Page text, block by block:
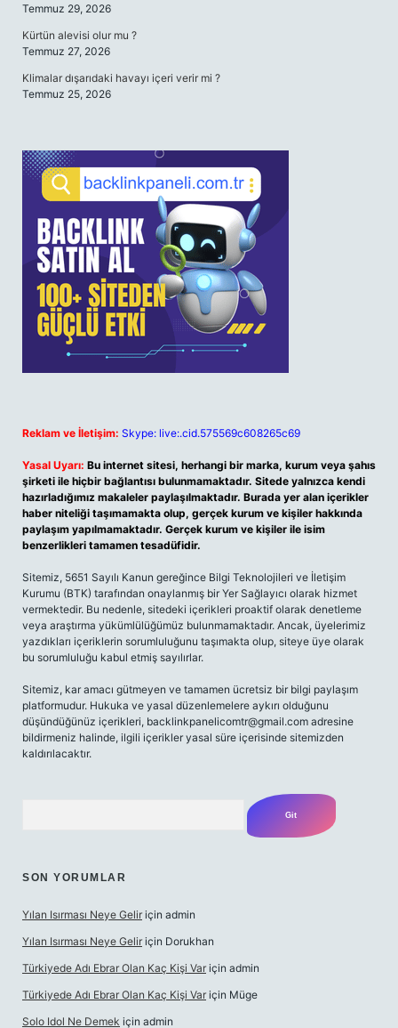
Temmuz 29, 2026
Kürtün alevisi olur mu ?
Temmuz 27, 2026
Klimalar dışarıdaki havayı içeri verir mi ?
Temmuz 25, 2026
Reklam ve İletişim: Skype: live:.cid.575569c608265c69
Yasal Uyarı: Bu internet sitesi, herhangi bir marka, kurum veya şahıs
şirketi ile hiçbir bağlantısı bulunmamaktadır. Sitede yalnızca kendi
hazırladığımız makaleler paylaşılmaktadır. Burada yer alan içerikler
haber niteliği taşımamakta olup, gerçek kurum ve kişiler hakkında
paylaşım yapılmamaktadır. Gerçek kurum ve kişiler ile isim
benzerlikleri tamamen tesadüfidir.
Sitemiz, 5651 Sayılı Kanun gereğince Bilgi Teknolojileri ve İletişim
Kurumu (BTK) tarafından onaylanmış bir Yer Sağlayıcı olarak hizmet
vermektedir. Bu nedenle, sitedeki içerikleri proaktif olarak denetleme
veya araştırma yükümlülüğümüz bulunmamaktadır. Ancak, üyelerimiz
yazdıkları içeriklerin sorumluluğunu taşımakta olup, siteye üye olarak
bu sorumluluğu kabul etmiş sayılırlar.
Sitemiz, kar amacı gütmeyen ve tamamen ücretsiz bir bilgi paylaşım
platformudur. Hukuka ve yasal düzenlemelere aykırı olduğunu
düşündüğünüz içerikleri, backlinkpanelicomtr@gmail.com adresine
bildirmeniz halinde, ilgili içerikler yasal süre içerisinde sitemizden
kaldırılacaktır.
SON YORUMLAR
Yılan Isırması Neye Gelir için admin
Yılan Isırması Neye Gelir için Dorukhan
Türkiyede Adı Ebrar Olan Kaç Kişi Var için admin
Türkiyede Adı Ebrar Olan Kaç Kişi Var için Müge
Solo Idol Ne Demek için admin